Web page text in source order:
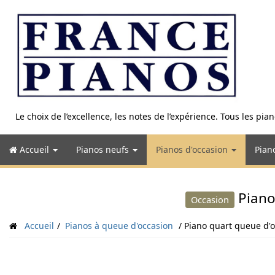
contenu
Le choix de l’excellence, les notes de l’expérience. Tous les
Accueil Pianos neufs Pianos d'occasion
Occasion Piano
Accueil Pianos à queue d'occasion Piano quart queue